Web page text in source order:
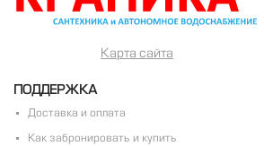
Карта сайта
ПОДДЕРЖКА
Доставка и оплата
Как забронировать и купить